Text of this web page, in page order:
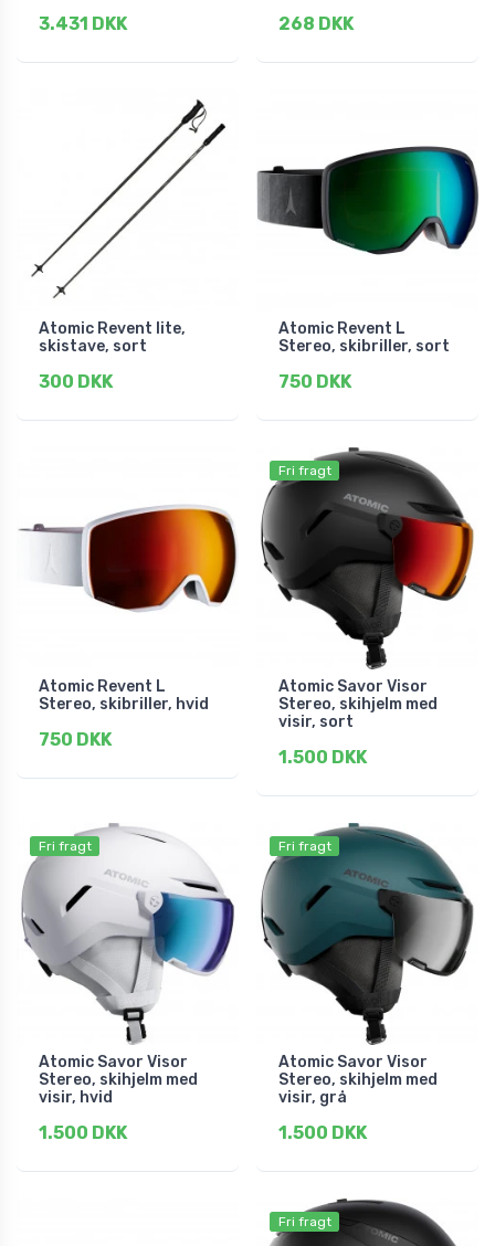
3.431 DKK 268 DKK
Atomic Revent lite,
skistave, sort
300 DKK
Atomic Revent L
Stereo, skibriller, sort
750 DKK
Atomic Revent L
Stereo, skibriller, hvid
750 DKK
Fri fragt
Atomic Savor Visor
Stereo, skihjelm med
visir, sort
1.500 DKK
Fri fragt
Atomic Savor Visor
Stereo, skihjelm med
visir, hvid
1.500 DKK
Fri fragt
Atomic Savor Visor
Stereo, skihjelm med
visir, grå
1.500 DKK
Fri fragt